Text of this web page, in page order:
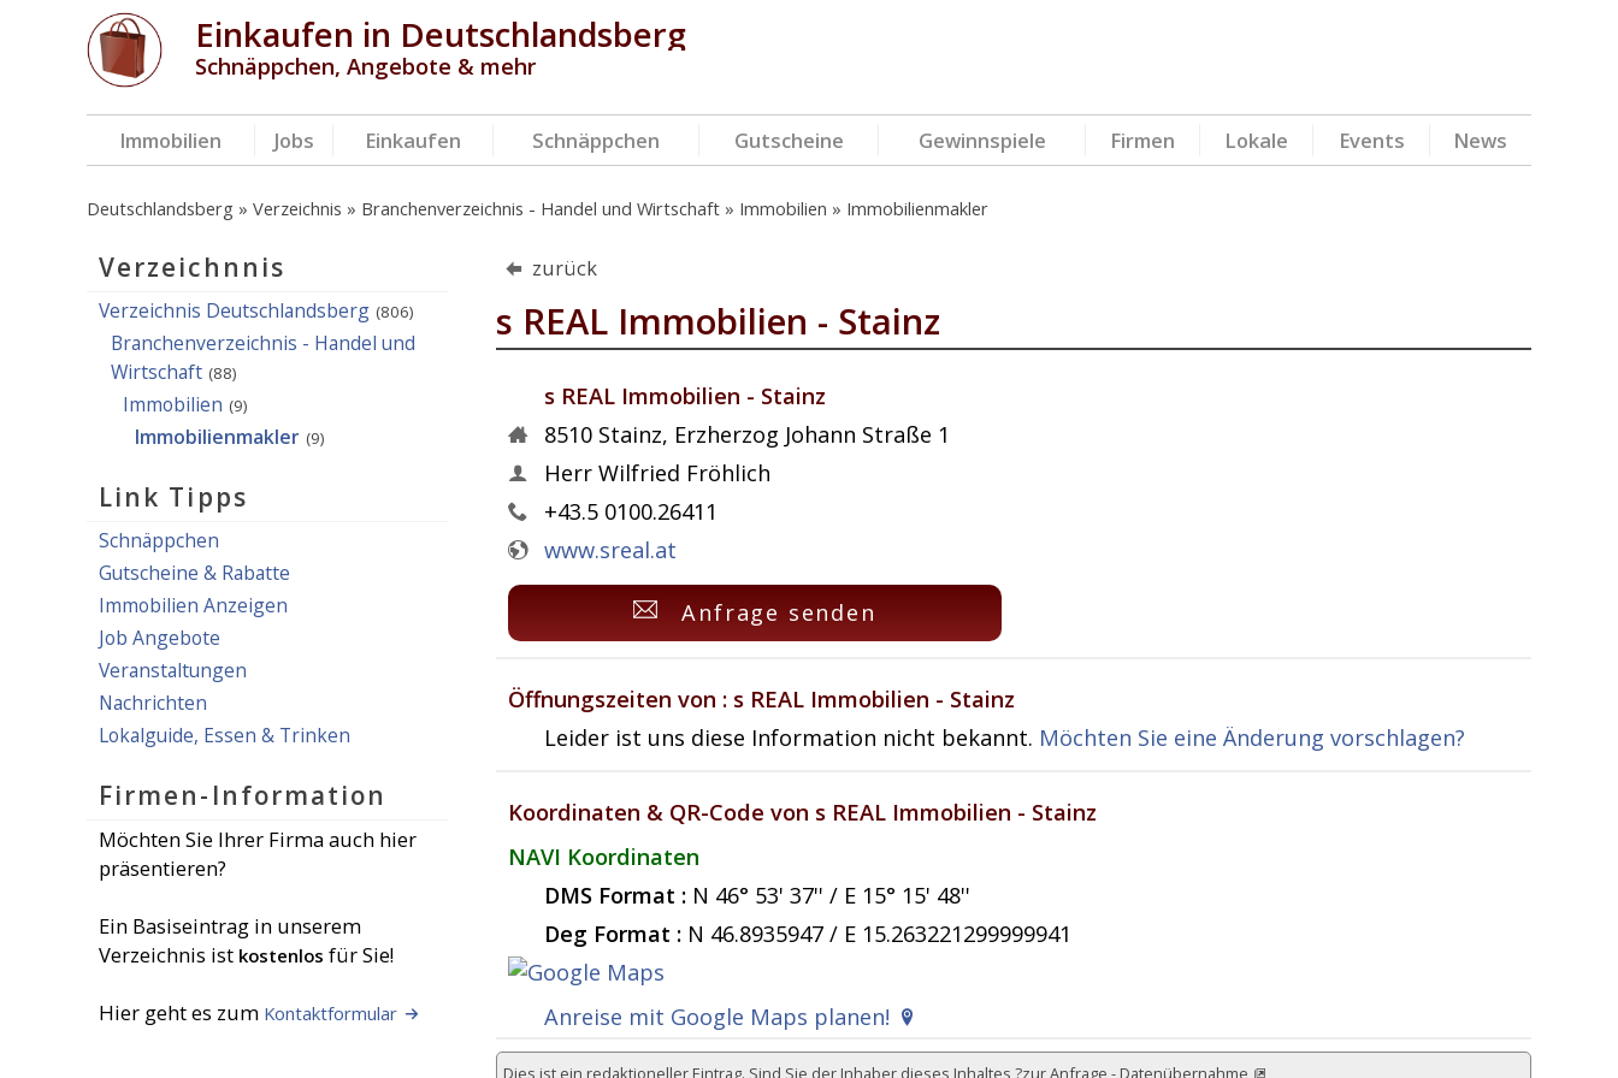
Einkaufen in Deutschlandsberg
Schnäppchen, Angebote & mehr
Immobilien Jobs Einkaufen Schnäppchen Gutscheine Gewinnspiele Firmen Lokale Events News
Deutschlandsberg Verzeichnis Branchenverzeichnis - Handel und Wirtschaft Immobilien Immobilienmakler
zurück
s REAL Immobilien - Stainz
s REAL Immobilien - Stainz
8510 Stainz, Erzherzog Johann Straße 1
Herr Wilfried Fröhlich
+43.5 0100.26411
www.sreal.at
Anfrage senden
Öffnungszeiten von : s REAL Immobilien - Stainz
Leider ist uns diese Information nicht bekannt. Möchten Sie eine Änderung vorschlagen?
Koordinaten & QR-Code von s REAL Immobilien - Stainz
NAVI Koordinaten
DMS Format : N 46° 53' 37'' / E 15° 15' 48''
Deg Format : N 46.8935947 / E 15.263221299999941
Anreise mit Google Maps planen!
Dies ist ein redaktioneller Eintrag. Sind Sie der Inhaber dieses Inhaltes ?zur Anfrage - Datenübernahme
Verzeichnnis
Verzeichnis Deutschlandsberg (806)
Branchenverzeichnis - Handel und
Wirtschaft (88)
Immobilien (9)
Immobilienmakler (9)
Link Tipps
Schnäppchen
Gutscheine & Rabatte
Immobilien Anzeigen
Job Angebote
Veranstaltungen
Nachrichten
Lokalguide, Essen & Trinken
Firmen-Information
Möchten Sie Ihrer Firma auch hier
präsentieren?
Ein Basiseintrag in unserem
Verzeichnis ist kostenlos für Sie!
Hier geht es zum Kontaktformular